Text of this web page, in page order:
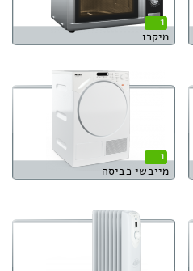
1
מיקרו
1
מייבשי כביסה